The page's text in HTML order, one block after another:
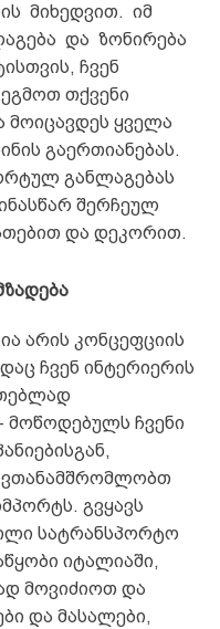
მიხედვით. იმ
და ზონირება
ჩვენ
თქვენი
მოიცავდეს ყველა
გაერთიანებას.
განლაგებას
შერჩეულ
და დეკორით.
არის კონცეფციის
ჩვენინტერიერის
მოწოდებულს ჩვენი
ვთანამშრომლობთ
გვყავს
სატრანსპორტო
იტალიაში,
მოვიძიოთ და
და მასალები,